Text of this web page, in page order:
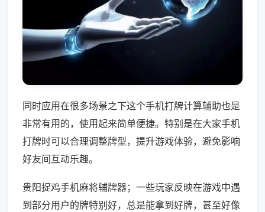
同时应用在很多场景之下这个手机打牌计算辅助也是
非常有用的，使用起来简单便捷。特别是在大家手机
打牌时可以合理调整牌型，提升游戏体验，避免影响
好友间互动乐趣。
贵阳捉鸡手机麻将辅牌器；一些玩家反映在游戏中遇
到部分用户的牌特别好，总是能拿到好牌，甚至好像